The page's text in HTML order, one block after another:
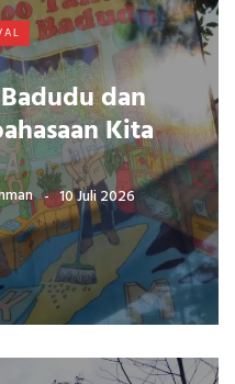
dan
Kita
10 Juli 2026